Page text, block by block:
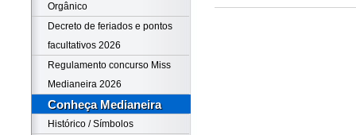
Orgânico
Decreto de feriados e pontos
facultativos 2026
Regulamento concurso Miss
Medianeira 2026
Conheça Medianeira
Histórico / Símbolos